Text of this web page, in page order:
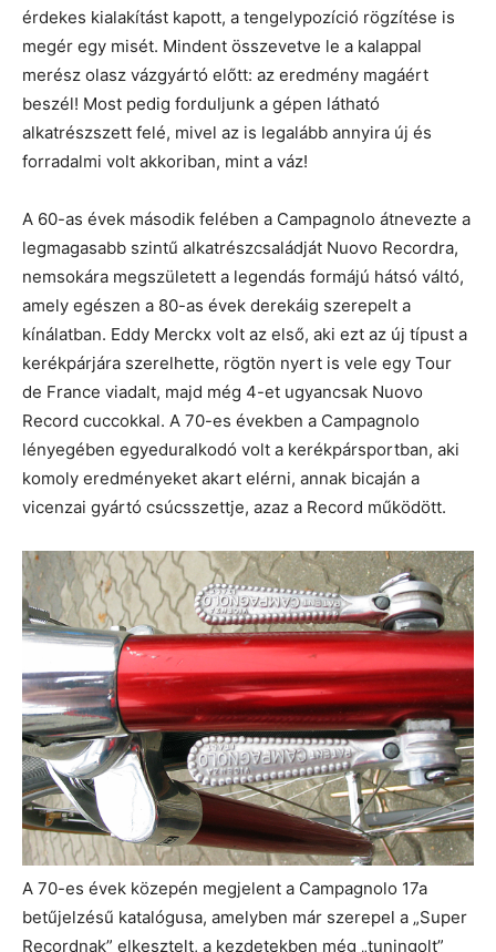
érdekes kialakítást kapott, a tengelypozíció rögzítése is
megér egy misét. Mindent összevetve le a kalappal
merész olasz vázgyártó előtt: az eredmény magáért
beszél! Most pedig forduljunk a gépen látható
alkatrészszett felé, mivel az is legalább annyira új és
forradalmi volt akkoriban, mint a váz!
A 60-as évek második felében a Campagnolo átnevezte a
legmagasabb szintű alkatrészcsaládját Nuovo Recordra,
nemsokára megszületett a legendás formájú hátsó váltó,
amely egészen a 80-as évek derekáig szerepelt a
kínálatban. Eddy Merckx volt az első, aki ezt az új típust a
kerékpárjára szerelhette, rögtön nyert is vele egy Tour
de France viadalt, majd még 4-et ugyancsak Nuovo
Record cuccokkal. A 70-es években a Campagnolo
lényegében egyeduralkodó volt a kerékpársportban, aki
komoly eredményeket akart elérni, annak bicaján a
vicenzai gyártó csúcsszettje, azaz a Record működött.
A 70-es évek közepén megjelent a Campagnolo 17a
betűjelzésű katalógusa, amelyben már szerepel a „Super
Recordnak” elkesztelt, a kezdetekben még „tuningolt”